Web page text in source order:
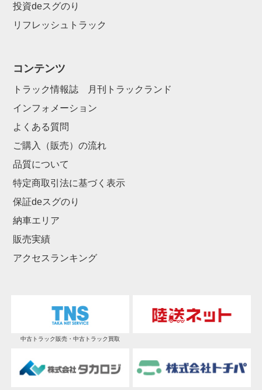
投資deスグのり
リフレッシュトラック
コンテンツ
トラック情報誌 月刊トラックランド
インフォメーション
よくある質問
ご購入（販売）の流れ
品質について
特定商取引法に基づく表示
保証deスグのり
納車エリア
販売実績
アクセスランキング
中古トラック販売・中古トラック買取